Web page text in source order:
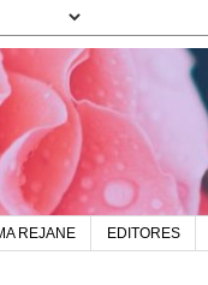
REJANE EDITORES